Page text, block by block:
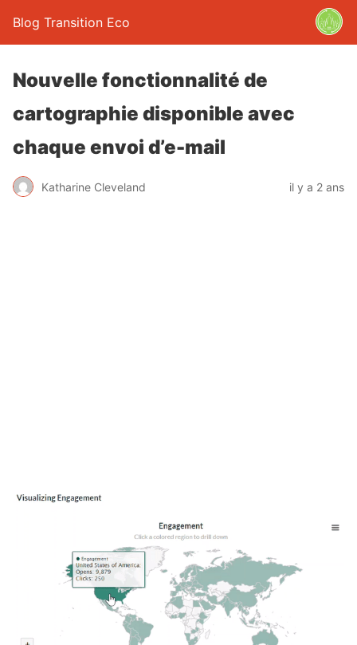
Blog Transition Eco
Nouvelle fonctionnalité de
cartographie disponible avec
chaque envoi d’e-mail
Katharine Cleveland il y a 2 ans